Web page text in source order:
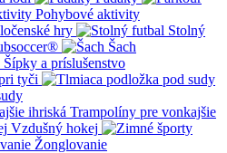
Pohybové aktivity
hry
Stolný
Šach
Šípky a príslušenstvo
tyči
Trampolíny pre vonkajšie
Vzdušný hokej
Žonglovanie